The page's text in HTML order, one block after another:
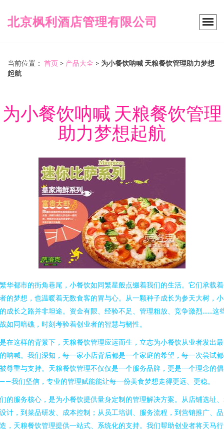
北京枫利酒店管理有限公司
当前位置： 首页 > 产品大全 > 为小餐饮呐喊 天粮餐饮管理助力梦想
起航
为小餐饮呐喊 天粮餐饮管理
助力梦想起航
华都市的街角巷尾，小餐饮如同繁星般点缀着我们的生活。它们承载
的梦想，也温暖着无数食客的胃与心。从一颗种子成长为参天大树，
成长之路并非坦途。资金有限、经验不足、管理粗放、竞争激烈……这
如同暗礁，时刻考验着创业者的智慧与韧性。
在这样的背景下，天粮餐饮管理应运而生，立志为小餐饮从业者发出
呐喊。我们深知，每一家小店背后都是一个家庭的希望，每一次尝试
尊重与支持。天粮餐饮管理不仅仅是一个服务品牌，更是一个理念的
我们坚信，专业的管理赋能能让每一份美食梦想走得更远、更稳。
的服务核心，是为小餐饮提供量身定制的管理解决方案。从店铺选址
计，到菜品研发、成本控制；从员工培训、服务流程，到营销推广、
，天粮餐饮管理提供一站式、系统化的支持。我们帮助创业者将天马